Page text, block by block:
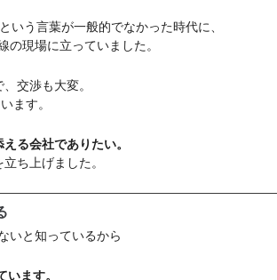
う言葉が一般的でなかった時代に、
の現場に立っていました。
交渉も大変。
ます。
る会社でありたい。
ち上げました。
いと知っているから
ます。